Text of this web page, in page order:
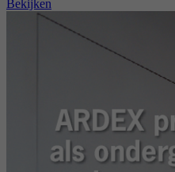
Bekijken